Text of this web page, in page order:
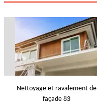
Nettoyage et ravalement de
façade 83